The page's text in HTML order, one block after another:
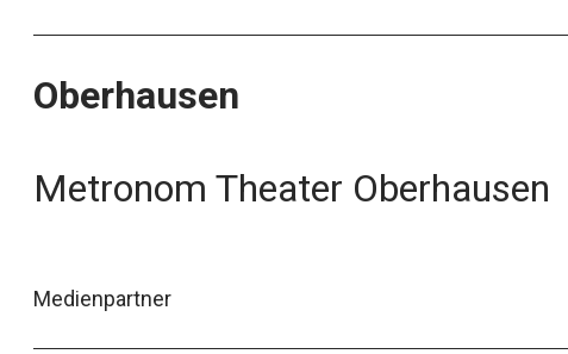
Oberhausen
Metronom Theater Oberhausen
Medienpartner